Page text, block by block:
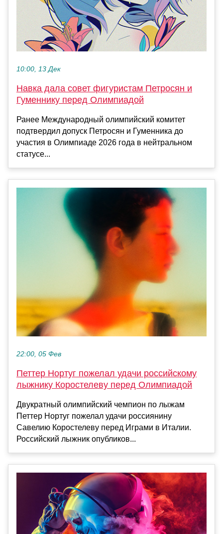
10:00, 13 Дек
Навка дала совет фигуристам Петросян и
Гуменнику перед Олимпиадой
Ранее Международный олимпийский комитет
подтвердил допуск Петросян и Гуменника до
участия в Олимпиаде 2026 года в нейтральном
статусе...
22:00, 05 Фев
Петтер Нортуг пожелал удачи российскому
лыжнику Коростелеву перед Олимпиадой
Двукратный олимпийский чемпион по лыжам
Петтер Нортуг пожелал удачи россиянину
Савелию Коростелеву перед Играми в Италии.
Российский лыжник опубликов...